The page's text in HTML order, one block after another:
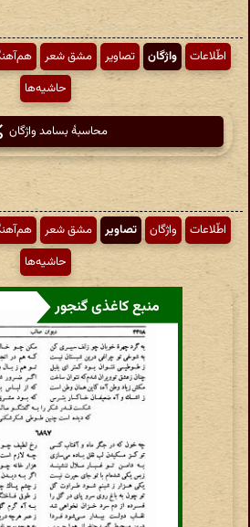
اطّلاعات واژگان تصاویر مشق شعر
حاشیه‌ها
محاسبهٔ بسامد واژگان
اطّلاعات واژگان تصاویر مشق شعر
حاشیه‌ها
منبع کاغذی گنجور